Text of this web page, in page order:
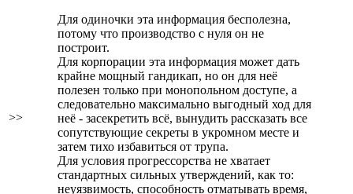
>>
Для одиночки эта информация бесполезна,
потому что производство с нуля он не
построит.
Для корпорации эта информация может дать
крайне мощный гандикап, но он для неё
полезен только при монопольном доступе, а
следовательно максимально выгодный ход для
неё - засекретить всё, вынудить рассказать все
сопутствующие секреты в укромном месте и
затем тихо избавиться от трупа.
Для условия прогрессорства не хватает
стандартных сильных утверждений, как то:
неуязвимость, способность отматывать время,